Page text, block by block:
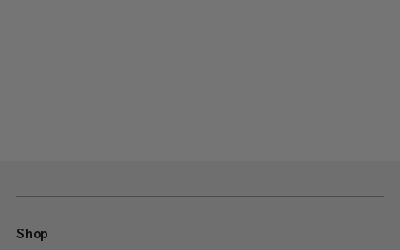
Shop